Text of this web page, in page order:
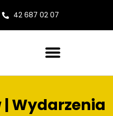
42 687 02 07
| Wydarzenia